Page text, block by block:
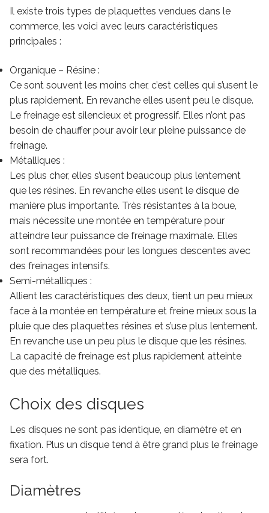
Il existe trois types de plaquettes vendues dans le
commerce, les voici avec leurs caractéristiques
principales :
Organique – Résine :
Ce sont souvent les moins cher, c’est celles qui s’usent le
plus rapidement. En revanche elles usent peu le disque.
Le freinage est silencieux et progressif. Elles n’ont pas
besoin de chauffer pour avoir leur pleine puissance de
freinage.
Métalliques :
Les plus cher, elles s’usent beaucoup plus lentement
que les résines. En revanche elles usent le disque de
manière plus importante. Très résistantes à la boue,
mais nécessite une montée en température pour
atteindre leur puissance de freinage maximale. Elles
sont recommandées pour les longues descentes avec
des freinages intensifs.
Semi-métalliques :
Allient les caractéristiques des deux, tient un peu mieux
face à la montée en température et freine mieux sous la
pluie que des plaquettes résines et s’use plus lentement.
En revanche use un peu plus le disque que les résines.
La capacité de freinage est plus rapidement atteinte
que des métalliques.
Choix des disques
Les disques ne sont pas identique, en diamètre et en
fixation. Plus un disque tend à être grand plus le freinage
sera fort.
Diamètres